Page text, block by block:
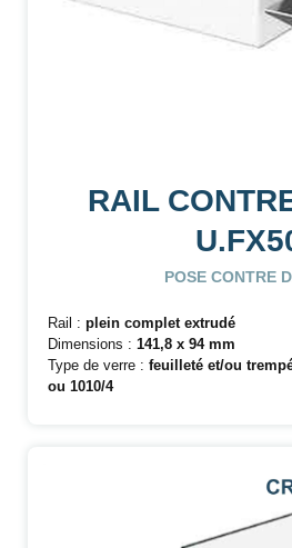
RAIL
POSE CONTRE
Rail : plein complet extrudé
Dimensions : 141,8 x 94 mm
Type de verre : feuilleté et/ou
ou 1010/4